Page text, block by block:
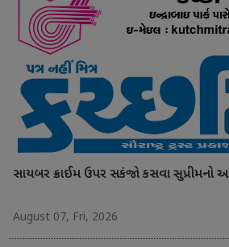
સાયબર ક્રાઈમ ઉપર સકંજો કસવા સુપ્રીમનો
August 07, Fri, 2026